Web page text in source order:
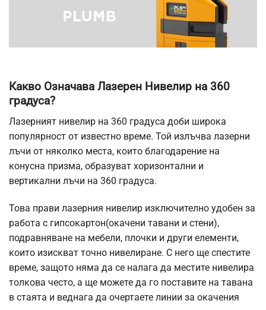
Какво Означава Лазерен Нивелир на 360
градуса?
Лазерният нивелир на 360 градуса доби широка
популярност от известно време. Той излъчва лазерни
лъчи от няколко места, които благодарение на
конусна призма, образуват хоризонтални и
вертикални лъчи на 360 градуса.
Това прави лазерния нивелир изключително удобен за
работа с гипсокартон(окачени тавани и стени),
подравняване на мебели, плочки и други елементи,
които изискват точно нивелиране. С него ще спестите
време, защото няма да се налага да местите нивелира
толкова често, а ще можете да го поставите на тавана
в стаята и веднага да очертаете линии за окачения